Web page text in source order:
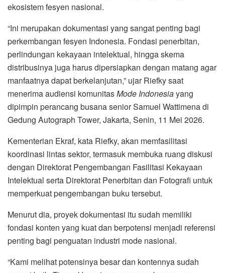
ekosistem fesyen nasional.
“Ini merupakan dokumentasi yang sangat penting bagi
perkembangan fesyen Indonesia. Fondasi penerbitan,
perlindungan kekayaan intelektual, hingga skema
distribusinya juga harus dipersiapkan dengan matang agar
manfaatnya dapat berkelanjutan,” ujar Riefky saat
menerima audiensi komunitasMode Indonesiayang
dipimpin perancang busana seniorSamuel Wattimenadi
Gedung Autograph Tower, Jakarta, Senin, 11 Mei 2026.
Kementerian Ekraf, kata Riefky, akan memfasilitasi
koordinasi lintas sektor, termasuk membuka ruang diskusi
dengan Direktorat Pengembangan Fasilitasi Kekayaan
Intelektual serta Direktorat Penerbitan dan Fotografi untuk
memperkuat pengembangan buku tersebut.
Menurut dia, proyek dokumentasi itu sudah memiliki
fondasi konten yang kuat dan berpotensi menjadi referensi
penting bagi penguatan industri mode nasional.
“Kami melihat potensinya besar dan kontennya sudah